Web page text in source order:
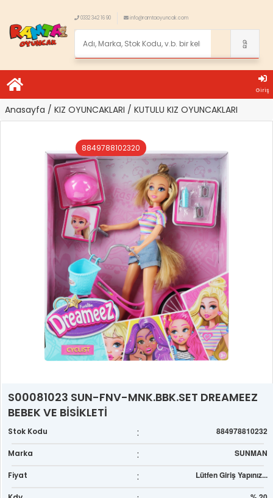
0332 342 16 90 info@ramtaoyuncak.com
Giriş
Anasayfa / KIZ OYUNCAKLARI / KUTULU KIZ OYUNCAKLARI
8849788102320
S00081023 SUN-FNV-MNK.BBK.SET DREAMEEZ
BEBEK VE BİSİKLETİ
Stok Kodu : 884978810232
Marka : SUNMAN
Fiyat : Lütfen Giriş Yapınız...